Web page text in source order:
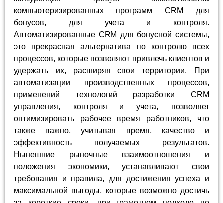
компьютеризированных программ CRM для
бонусов, для учета и контроля.
Автоматизированные CRM для бонусной системы,
это прекрасная альтернатива по контролю всех
процессов, которые позволяют привлечь клиентов и
удержать их, расширяя свои территории. При
автоматизации производственных процессов,
применений технологий разработки CRM
управления, контроля и учета, позволяет
оптимизировать рабочее время работников, что
также важно, учитывая время, качество и
эффективность получаемых результатов.
Нынешние рыночные взаимоотношения и
положения экономики, устанавливают свои
требования и правила, для достижения успеха и
максимальной выгоды, которые возможно достичь